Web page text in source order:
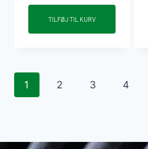
muffe
mm
TILFØJ TIL KURV
1 2 3 4